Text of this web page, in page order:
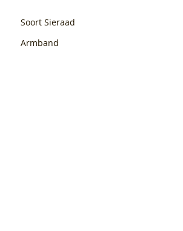
Soort Sieraad
Armband